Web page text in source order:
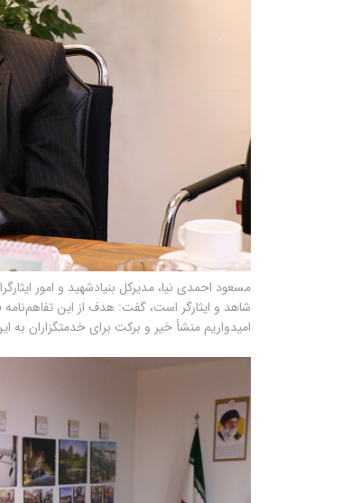
مسعود احمدی نیا، مدیرکل بنیادشهید و امور
شاهد و ایثارگر است، گفت: هدف از این تفاهم‌نامه
امیدواریم منشأ خیر و برکت برای خدمتگزاران به